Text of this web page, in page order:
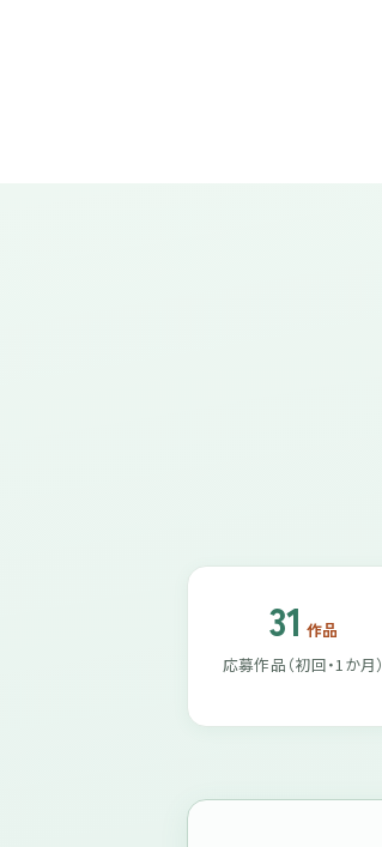
31 作品
応募作品（初回・1か月）